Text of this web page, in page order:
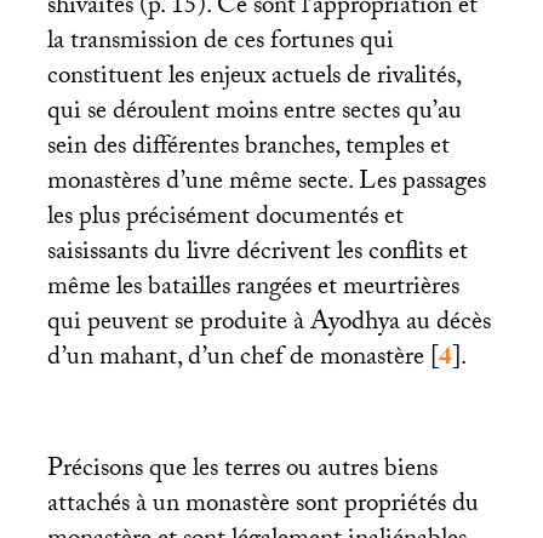
la transmission de ces fortunes qui
constituent les enjeux actuels de rivalités,
qui se déroulent moins entre sectes qu’au
sein des différentes branches, temples et
monastères d’une même secte. Les passages
les plus précisément documentés et
saisissants du livre décrivent les conflits et
même les batailles rangées et meurtrières
qui peuvent se produite à Ayodhya au décès
d’un mahant, d’un chef de monastère[4].
Précisons que les terres ou autres biens
attachés à un monastère sont propriétés du